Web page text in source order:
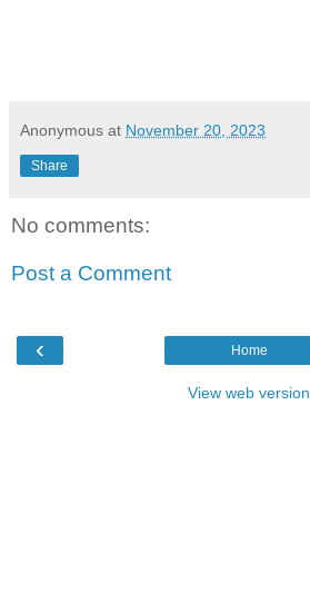
Anonymous at November 20, 2023
Share
No comments:
Post a Comment
‹ Home
View web version